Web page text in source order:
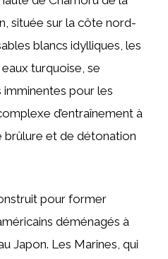
située sur la côte nord-
blancs idylliques, les
turquoise, se
pour les
d’entraînement à
brûlure et de détonation
pour former
déménagés à
Japon. Les Marines, qui